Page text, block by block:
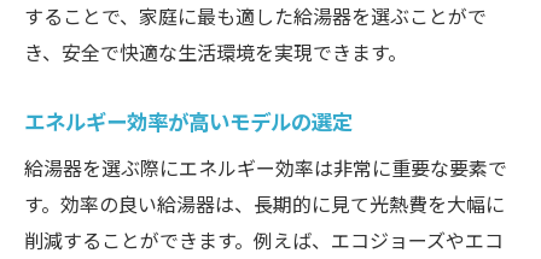
することで、家庭に最も適した給湯器を選ぶことがで
き、安全で快適な生活環境を実現できます。
エネルギー効率が高いモデルの選定
給湯器を選ぶ際にエネルギー効率は非常に重要な要素で
す。効率の良い給湯器は、長期的に見て光熱費を大幅に
削減することができます。例えば、エコジョーズやエコ